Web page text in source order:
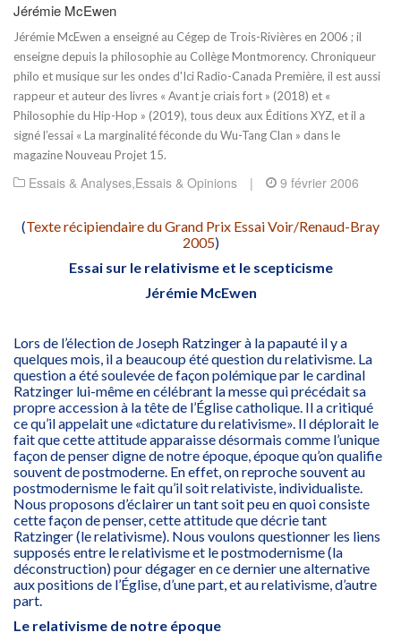
Jérémie McEwen
Jérémie McEwen a enseigné au Cégep de Trois-Rivières en 2006 ; il
enseigne depuis la philosophie au Collège Montmorency. Chroniqueur
philo et musique sur les ondes d'Ici Radio-Canada Première, il est aussi
rappeur et auteur des livres « Avant je criais fort » (2018) et «
Philosophie du Hip-Hop » (2019), tous deux aux Éditions XYZ, et il a
signé l’essai « La marginalité féconde du Wu-Tang Clan » dans le
magazine Nouveau Projet 15.
Essais & Analyses,Essais & Opinions | 9 février 2006
(Texte récipiendaire du Grand Prix Essai Voir/Renaud-Bray
2005)
Essai sur le relativisme et le scepticisme
Jérémie McEwen
Lors de l’élection de Joseph Ratzinger à la papauté il y a
quelques mois, il a beaucoup été question du relativisme. La
question a été soulevée de façon polémique par le cardinal
Ratzinger lui-même en célébrant la messe qui précédait sa
propre accession à la tête de l’Église catholique. Il a critiqué
ce qu’il appelait une «dictature du relativisme». Il déplorait le
fait que cette attitude apparaisse désormais comme l’unique
façon de penser digne de notre époque, époque qu’on qualifie
souvent de postmoderne. En effet, on reproche souvent au
postmodernisme le fait qu’il soit relativiste, individualiste.
Nous proposons d’éclairer un tant soit peu en quoi consiste
cette façon de penser, cette attitude que décrie tant
Ratzinger (le relativisme). Nous voulons questionner les liens
supposés entre le relativisme et le postmodernisme (la
déconstruction) pour dégager en ce dernier une alternative
aux positions de l’Église, d’une part, et au relativisme, d’autre
part.
Le relativisme de notre époque